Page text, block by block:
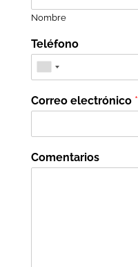
Nombre
Teléfono
Correo electrónico *
Comentarios